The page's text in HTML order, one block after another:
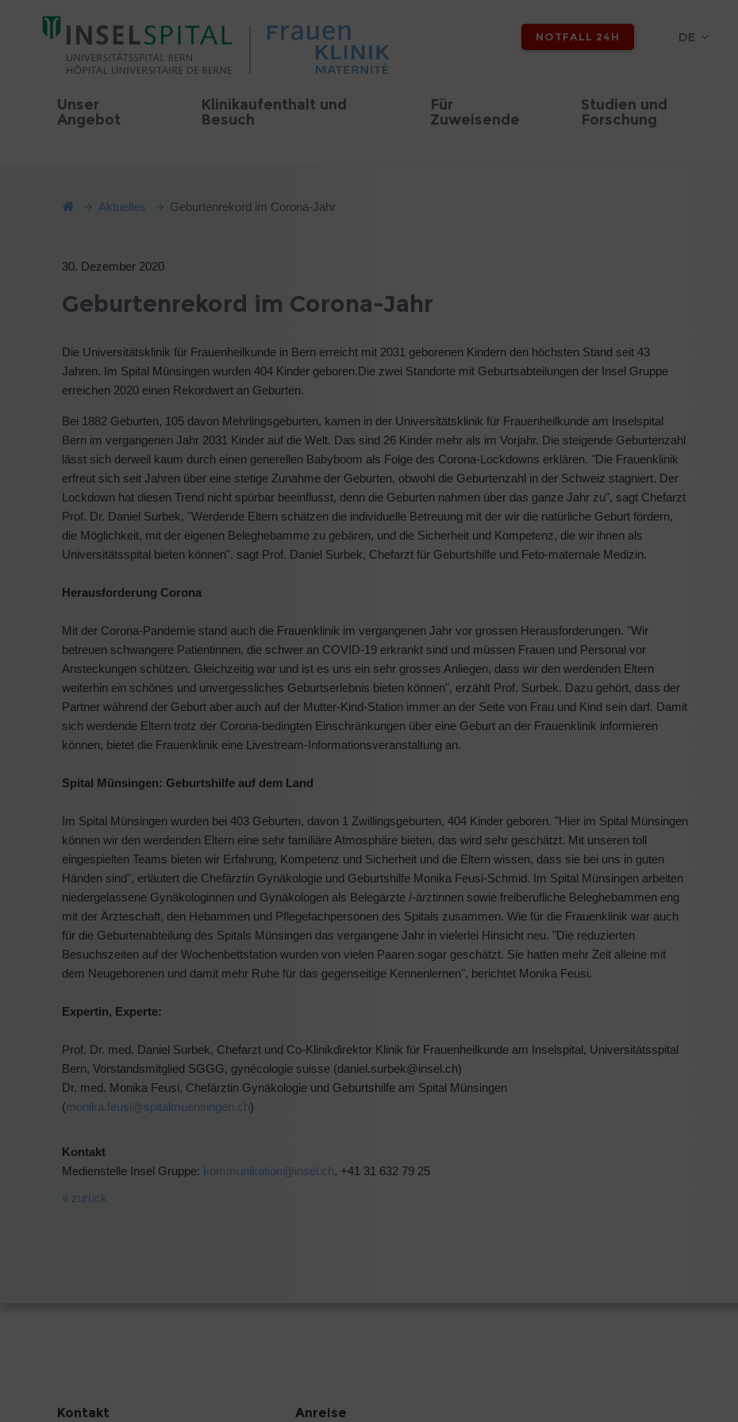
NOTFALL 24H DE
Unser
Angebot
Klinikaufenthalt und
Besuch
Für
Zuweisende
Studien und
Forschung
Aktuelles Geburtenrekord im Corona-Jahr
30. Dezember 2020
Geburtenrekord im Corona-Jahr
Die Universitätsklinik für Frauenheilkunde in Bern erreicht mit 2031 geborenen Kindern den höchsten Stand seit 43
Jahren. Im Spital Münsingen wurden 404 Kinder geboren.Die zwei Standorte mit Geburtsabteilungen der Insel Gruppe
erreichen 2020 einen Rekordwert an Geburten.
Bei 1882 Geburten, 105 davon Mehrlingsgeburten, kamen in der Universitätsklinik für Frauenheilkunde am Inselspital
Bern im vergangenen Jahr 2031 Kinder auf die Welt. Das sind 26 Kinder mehr als im Vorjahr. Die steigende Geburtenzahl
lässt sich derweil kaum durch einen generellen Babyboom als Folge des Corona-Lockdowns erklären. "Die Frauenklinik
erfreut sich seit Jahren über eine stetige Zunahme der Geburten, obwohl die Geburtenzahl in der Schweiz stagniert. Der
Lockdown hat diesen Trend nicht spürbar beeinflusst, denn die Geburten nahmen über das ganze Jahr zu", sagt Chefarzt
Prof. Dr. Daniel Surbek, "Werdende Eltern schätzen die individuelle Betreuung mit der wir die natürliche Geburt fördern,
die Möglichkeit, mit der eigenen Beleghebamme zu gebären, und die Sicherheit und Kompetenz, die wir ihnen als
Universitätsspital bieten können", sagt Prof. Daniel Surbek, Chefarzt für Geburtshilfe und Feto-maternale Medizin.
Herausforderung Corona
Mit der Corona-Pandemie stand auch die Frauenklinik im vergangenen Jahr vor grossen Herausforderungen. "Wir
betreuen schwangere Patientinnen, die schwer an COVID-19 erkrankt sind und müssen Frauen und Personal vor
Ansteckungen schützen. Gleichzeitig war und ist es uns ein sehr grosses Anliegen, dass wir den werdenden Eltern
weiterhin ein schönes und unvergessliches Geburtserlebnis bieten können", erzählt Prof. Surbek. Dazu gehört, dass der
Partner während der Geburt aber auch auf der Mutter-Kind-Station immer an der Seite von Frau und Kind sein darf. Damit
sich werdende Eltern trotz der Corona-bedingten Einschränkungen über eine Geburt an der Frauenklinik informieren
können, bietet die Frauenklinik eine Livestream-Informationsveranstaltung an.
Spital Münsingen: Geburtshilfe auf dem Land
Im Spital Münsingen wurden bei 403 Geburten, davon 1 Zwillingsgeburten, 404 Kinder geboren. "Hier im Spital Münsingen
können wir den werdenden Eltern eine sehr familiäre Atmosphäre bieten, das wird sehr geschätzt. Mit unseren toll
eingespielten Teams bieten wir Erfahrung, Kompetenz und Sicherheit und die Eltern wissen, dass sie bei uns in guten
Händen sind", erläutert die Chefärztin Gynäkologie und Geburtshilfe Monika Feusi-Schmid. Im Spital Münsingen arbeiten
niedergelassene Gynäkologinnen und Gynäkologen als Belegärzte /-ärztinnen sowie freiberufliche Beleghebammen eng
mit der Ärzteschaft, den Hebammen und Pflegefachpersonen des Spitals zusammen. Wie für die Frauenklinik war auch
für die Geburtenabteilung des Spitals Münsingen das vergangene Jahr in vielerlei Hinsicht neu. "Die reduzierten
Besuchszeiten auf der Wochenbettstation wurden von vielen Paaren sogar geschätzt. Sie hatten mehr Zeit alleine mit
dem Neugeborenen und damit mehr Ruhe für das gegenseitige Kennenlernen", berichtet Monika Feusi.
Expertin, Experte:
Prof. Dr. med. Daniel Surbek, Chefarzt und Co-Klinikdirektor Klinik für Frauenheilkunde am Inselspital, Universitätsspital
Bern, Vorstandsmitglied SGGG, gynécologie suisse (daniel.surbek@insel.ch)
Dr. med. Monika Feusi, Chefärztin Gynäkologie und Geburtshilfe am Spital Münsingen
(monika.feusi@spitalmuensingen.ch)
Kontakt
Medienstelle Insel Gruppe: kommunikation@insel.ch, +41 31 632 79 25
« zurück
Kontakt Anreise